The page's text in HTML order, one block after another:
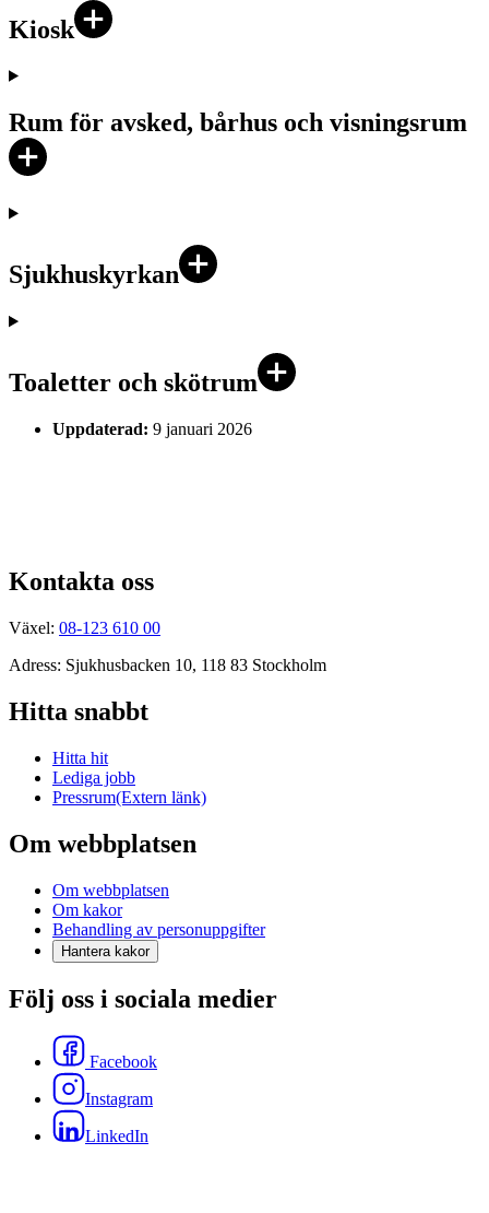
Kiosk
Rum för avsked, bårhus och visningsrum
Sjukhuskyrkan
Toaletter och skötrum
Uppdaterad: 9 januari 2026
Kontakta oss
Växel: 08-123 610 00
Adress: Sjukhusbacken 10, 118 83 Stockholm
Hitta snabbt
Hitta hit
Lediga jobb
Pressrum(Extern länk)
Om webbplatsen
Om webbplatsen
Om kakor
Behandling av personuppgifter
Hantera kakor
Följ oss i sociala medier
Facebook
Instagram
LinkedIn